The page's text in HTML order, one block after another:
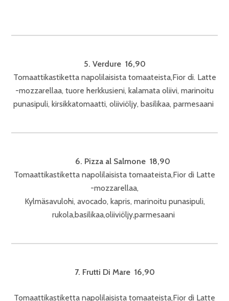
5. Verdure 16,90
Tomaattikastiketta napolilaisista tomaateista,Fior di. Latte
-mozzarellaa, tuore herkkusieni, kalamata oliivi, marinoitu
punasipuli, kirsikkatomaatti, oliiviöljy, basilikaa, parmesaani
6. Pizza al Salmone 18,90
Tomaattikastiketta napolilaisista tomaateista,Fior di Latte
-mozzarellaa,
Kylmäsavulohi, avocado, kapris, marinoitu punasipuli,
rukola,basilikaa,oliiviöljy,parmesaani
7. Frutti Di Mare 16,90
Tomaattikastiketta napolilaisista tomaateista,Fior di Latte